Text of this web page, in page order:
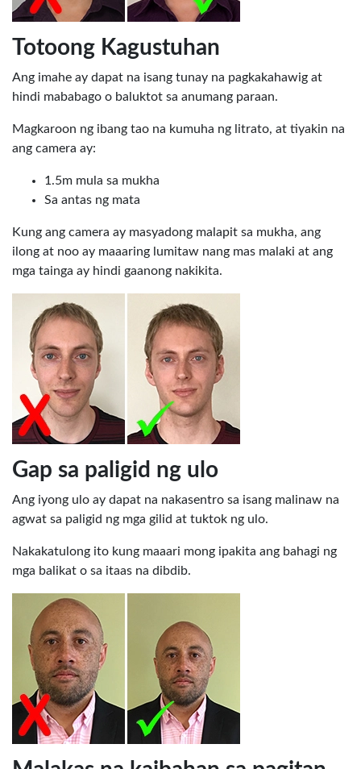
Totoong Kagustuhan
Ang imahe ay dapat na isang tunay na pagkakahawig at
hindi mababago o baluktot sa anumang paraan.
Magkaroon ng ibang tao na kumuha ng litrato, at tiyakin na
ang camera ay:
1.5m mula sa mukha
Sa antas ng mata
Kung ang camera ay masyadong malapit sa mukha, ang
ilong at noo ay maaaring lumitaw nang mas malaki at ang
mga tainga ay hindi gaanong nakikita.
Gap sa paligid ng ulo
Ang iyong ulo ay dapat na nakasentro sa isang malinaw na
agwat sa paligid ng mga gilid at tuktok ng ulo.
Nakakatulong ito kung maaari mong ipakita ang bahagi ng
mga balikat o sa itaas na dibdib.